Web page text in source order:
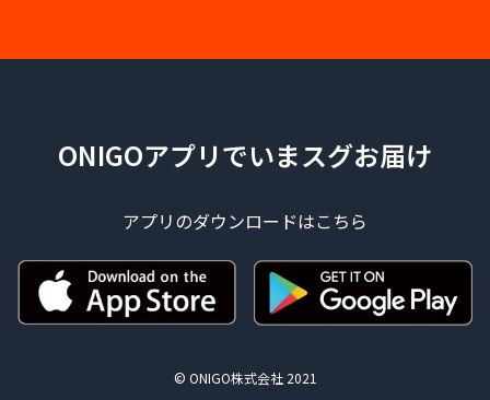
ONIGOアプリでいまスグお届け
アプリのダウンロードはこちら
© ONIGO株式会社 2021